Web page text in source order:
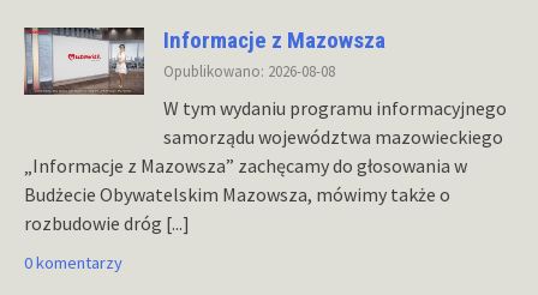
Informacje z Mazowsza
Opublikowano: 2026-08-08
W tym wydaniu programu informacyjnego
samorządu województwa mazowieckiego
„Informacje z Mazowsza” zachęcamy do głosowania w
Budżecie Obywatelskim Mazowsza, mówimy także o
rozbudowie dróg [...]
0 komentarzy